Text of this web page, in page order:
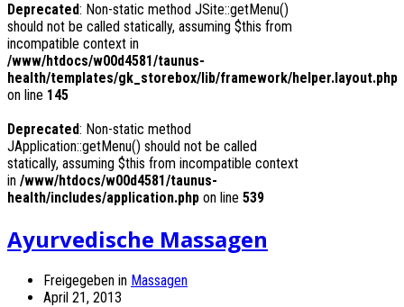
Deprecated: Non-static method JSite::getMenu()
should not be called statically, assuming $this from
incompatible context in
/www/htdocs/w00d4581/taunus-
health/templates/gk_storebox/lib/framework/helper.layout.php
on line 145
Deprecated: Non-static method
JApplication::getMenu() should not be called
statically, assuming $this from incompatible context
in /www/htdocs/w00d4581/taunus-
health/includes/application.php on line 539
Ayurvedische Massagen
Freigegeben in Massagen
April 21, 2013